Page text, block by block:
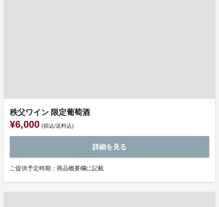
秩父ワイン 限定葡萄酒
¥6,000 (税込/送料込)
詳細を見る
ご提供予定時期：商品概要欄に記載